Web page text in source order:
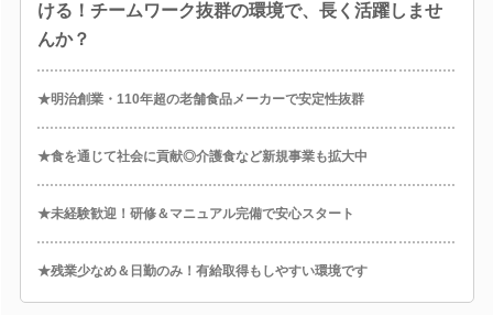
ける！チームワーク抜群の環境で、長く活躍しませ
んか？
★明治創業・110年超の老舗食品メーカーで安定性抜群
★食を通じて社会に貢献◎介護食など新規事業も拡大中
★未経験歓迎！研修＆マニュアル完備で安心スタート
★残業少なめ＆日勤のみ！有給取得もしやすい環境です